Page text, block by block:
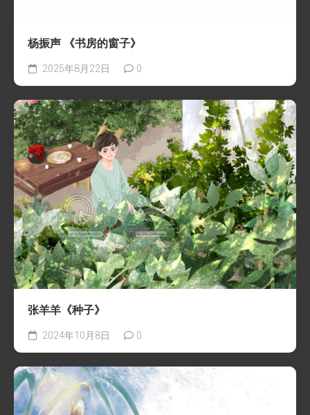
杨振声 《书房的窗子》
2025年8月22日 0
张羊羊《种子》
2024年10月8日 0